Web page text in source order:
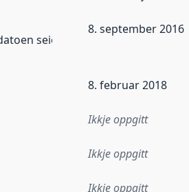
seier når dataa i dette
8. september 2016
8. februar 2018
Ikkje oppgitt
Ikkje oppgitt
Ikkje oppgitt